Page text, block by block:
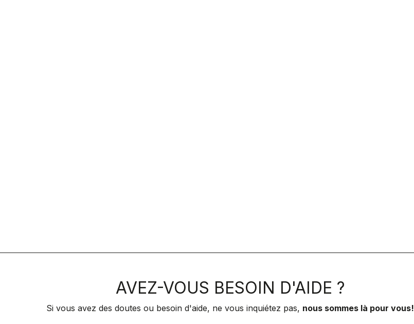
AVEZ-VOUS BESOIN D'AIDE ?
Si vous avez des doutes ou besoin d'aide, ne vous inquiétez pas, nous sommes là pour vous!